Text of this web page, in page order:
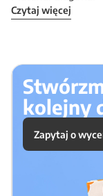
Czytaj więcej
kolejny
Zapytaj o